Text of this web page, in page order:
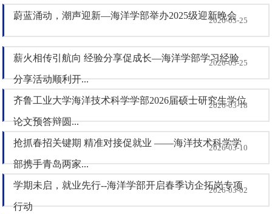
蔚蓝涌动，潮声迎新—海洋学部举办2025级迎新晚会
2026-03-25
薪火相传引航向 经验分享促成长—海洋学部学习经验
分享活动顺利开...
2026-03-25
齐鲁工业大学海洋技术科学学部2026届硕士研究生学位
论文预答辩圆...
2026-03-18
抢抓春招关键期 精准对接促就业 ——海洋技术科学学
部携手青岛两家...
2026-03-10
学期未启，就业先行--海洋学部开启春季访企拓岗专项
行动
2026-03-02